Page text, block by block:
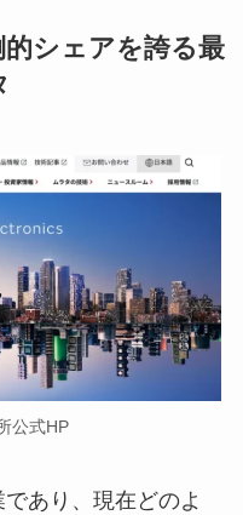
シェアを誇る最
公式HP
あり、現在どのよ